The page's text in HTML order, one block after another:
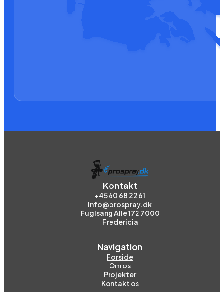
Kontakt
+45 60 68 22 61
Info@prospray.dk
Fuglsang Alle 172 7000
Fredericia
Navigation
Forside
Om os
Projekter
Kontakt os